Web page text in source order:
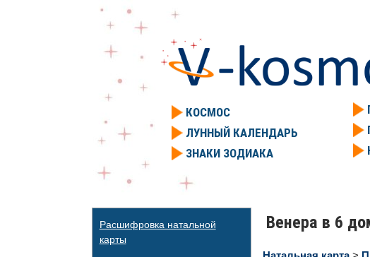
КОСМОС
ЛУННЫЙ КАЛЕНДАРЬ
ЗНАКИ ЗОДИАКА
Венера в 6
Расшифровка натальной
карты